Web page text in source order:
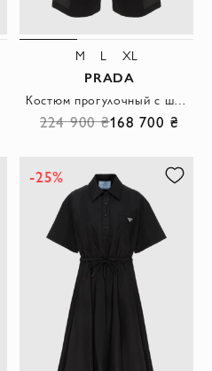
M L XL
PRADA
Костюм прогулочный с шортами черный мужской
224 900 ₴168 700 ₴
-25%